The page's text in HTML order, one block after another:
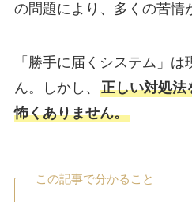
の問題により、多くの苦情
「勝手に届くシステム」
ん。しかし、 正しい対処法
怖くありません。
この記事で分かること